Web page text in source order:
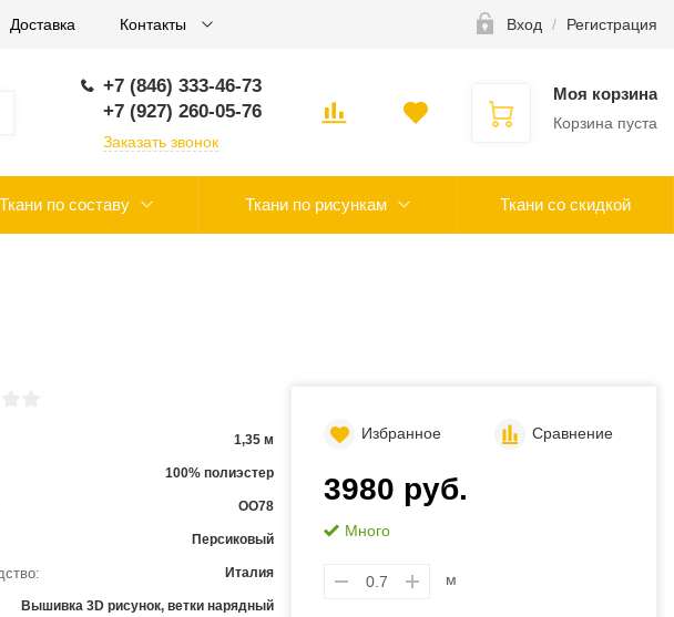
Доставка Контакты Вход / Регистрация
+7 (846) 333-46-73
+7 (927) 260-05-76
Заказать звонок
Моя корзина
Корзина пуста
Ткани по составу Ткани по рисункам Ткани со скидкой
1,35 м
100% полиэстер
ОО78
Персиковый
Италия
Вышивка 3D рисунок, ветки нарядный
Избранное Сравнение
3980 руб.
Много
м